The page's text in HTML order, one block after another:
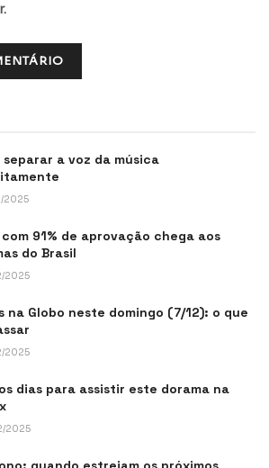
separar a voz da música
2025
com 91% de aprovação chega aos
do Brasil
2025
na Globo neste domingo (7/12): o que
2025
dias para assistir este dorama na
2025